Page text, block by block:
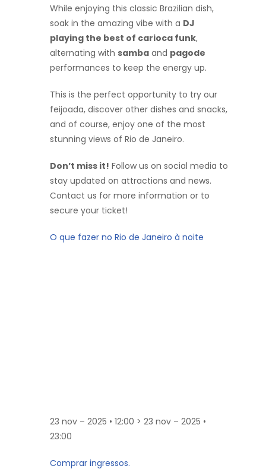
While enjoying this classic Brazilian dish,
soak in the amazing vibe with a DJ
playing the best of carioca funk,
alternating with samba and pagode
performances to keep the energy up.
This is the perfect opportunity to try our
feijoada, discover other dishes and snacks,
and of course, enjoy one of the most
stunning views of Rio de Janeiro.
Don’t miss it! Follow us on social media to
stay updated on attractions and news.
Contact us for more information or to
secure your ticket!
O que fazer no Rio de Janeiro à noite
23 nov – 2025 • 12:00 > 23 nov – 2025 •
23:00
Comprar ingressos.